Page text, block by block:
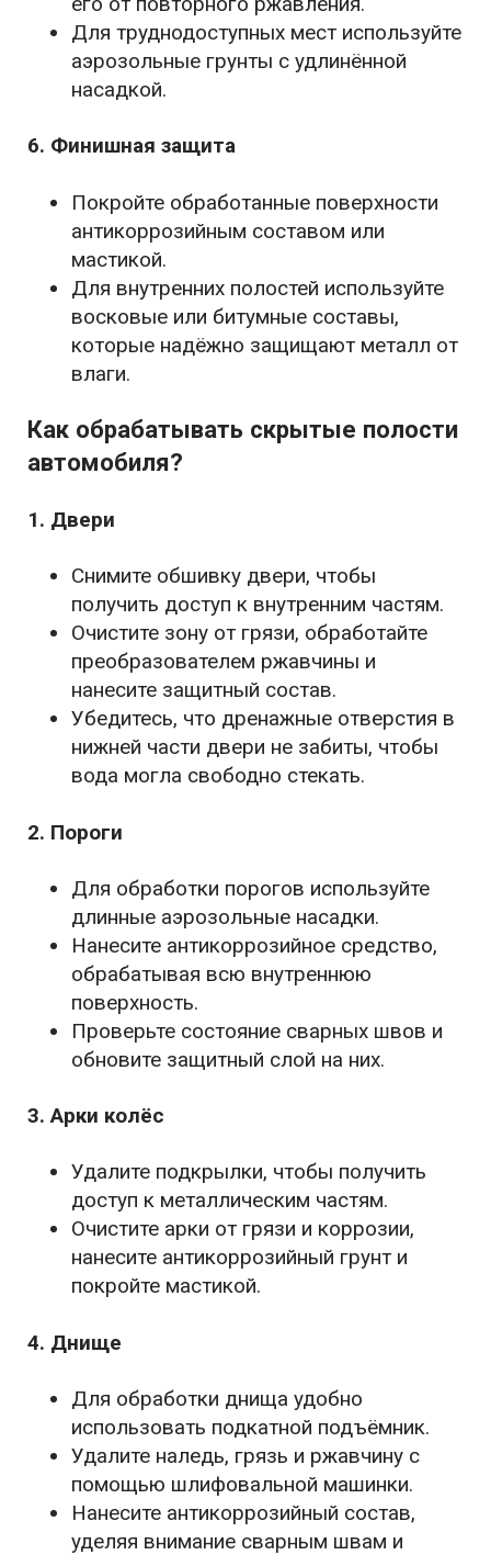
Для труднодоступных мест используйте
аэрозольные грунты с удлинённой
насадкой.
6. Финишная защита
Покройте обработанные поверхности
антикоррозийным составом или
мастикой.
Для внутренних полостей используйте
восковые или битумные составы,
которые надёжно защищают металл от
влаги.
Как обрабатывать скрытые полости
автомобиля?
1. Двери
Снимите обшивку двери, чтобы
получить доступ к внутренним частям.
Очистите зону от грязи, обработайте
преобразователем ржавчины и
нанесите защитный состав.
Убедитесь, что дренажные отверстия в
нижней части двери не забиты, чтобы
вода могла свободно стекать.
2. Пороги
Для обработки порогов используйте
длинные аэрозольные насадки.
Нанесите антикоррозийное средство,
обрабатывая всю внутреннюю
поверхность.
Проверьте состояние сварных швов и
обновите защитный слой на них.
3. Арки колёс
Удалите подкрылки, чтобы получить
доступ к металлическим частям.
Очистите арки от грязи и коррозии,
нанесите антикоррозийный грунт и
покройте мастикой.
4. Днище
Для обработки днища удобно
использовать подкатной подъёмник.
Удалите наледь, грязь и ржавчину с
помощью шлифовальной машинки.
Нанесите антикоррозийный состав,
уделяя внимание сварным швам и